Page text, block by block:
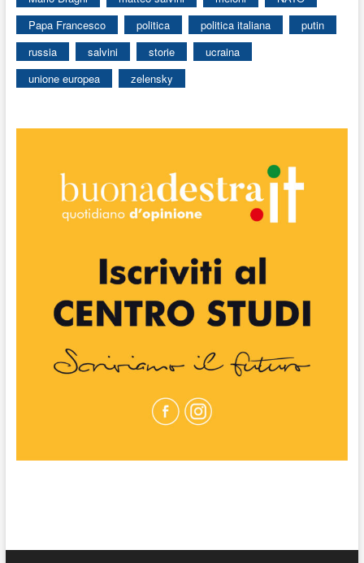
Papa Francesco
politica politica italiana
putin
russia
salvini storie
ucraina
unione europea
zelensky